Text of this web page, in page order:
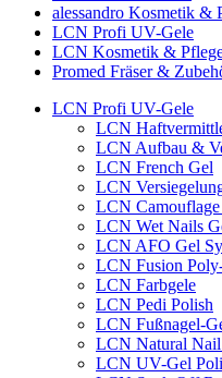
alessandro Kosmetik &
LCN Profi UV-Gele
LCN Kosmetik &
Promed Fräser &
LCN Profi UV-Gele
LCN
LCN Aufbau &
LCN French Gel
LCN
LCN
LCN Wet Nails
LCN AFO Gel
LCN Fusion
LCN Farbgele
LCN Pedi Polish
LCN Fußnagel-
LCN Natural
LCN UV-Gel